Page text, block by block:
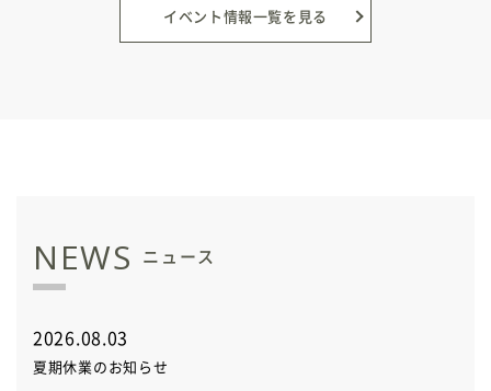
イベント情報一覧を見る
NEWS ニュース
2026.08.03
夏期休業のお知らせ